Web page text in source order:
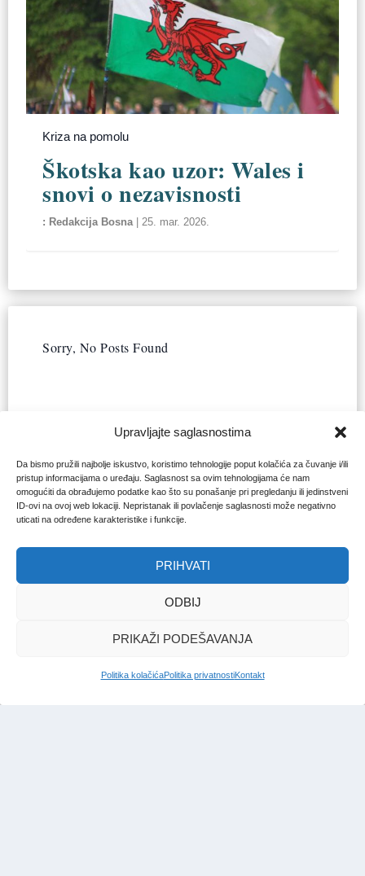
Upravljajte saglasnostima
Da bismo pružili najbolje iskustvo, koristimo tehnologije poput kolačića za čuvanje i/ili
pristup informacijama o uređaju. Saglasnost sa ovim tehnologijama će nam
omogućiti da obrađujemo podatke kao što su ponašanje pri pregledanju ili jedinstveni
ID-ovi na ovoj web lokaciji. Nepristanak ili povlačenje saglasnosti može negativno
uticati na određene karakteristike i funkcije.
PRIHVATI
ODBIJ
PRIKAŽI PODEŠAVANJA
Politika kolačićaPolitika privatnostiKontakt
Kriza na pomolu
Škotska kao uzor: Wales i
snovi o nezavisnosti
Redakcija Bosna|25. mar. 2026.
Sorry, No Posts Found